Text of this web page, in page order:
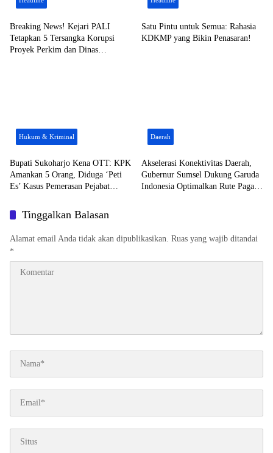
Breaking News! Kejari PALI
Tetapkan 5 Tersangka Korupsi
Proyek Perkim dan Dinas
Satu Pintu untuk Semua: Rahasia
KDKMP yang Bikin Penasaran!
Hukum & Kriminal
​Bupati Sukoharjo Kena OTT: KPK
Amankan 5 Orang, Diduga ‘Peti
Es’ Kasus Pemerasan Pejabat
Daerah
​Akselerasi Konektivitas Daerah,
Gubernur Sumsel Dukung Garuda
Indonesia Optimalkan Rute Pagar
Tinggalkan Balasan
Alamat email Anda tidak akan dipublikasikan. Ruas yang wajib ditandai
*